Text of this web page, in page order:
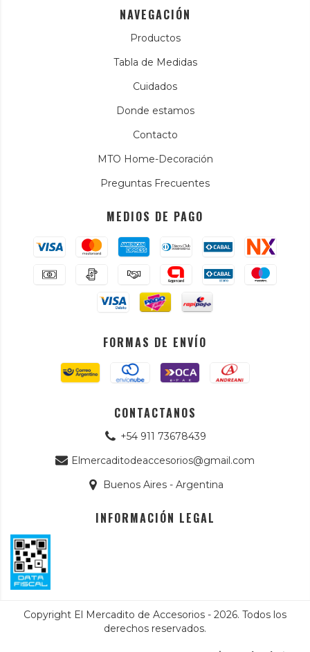
NAVEGACIÓN
Productos
Tabla de Medidas
Cuidados
Donde estamos
Contacto
MTO Home-Decoración
Preguntas Frecuentes
MEDIOS DE PAGO
FORMAS DE ENVÍO
CONTACTANOS
+54 911 73678439
Elmercaditodeaccesorios@gmail.com
Buenos Aires - Argentina
INFORMACIÓN LEGAL
Copyright El Mercadito de Accesorios - 2026. Todos los
derechos reservados.